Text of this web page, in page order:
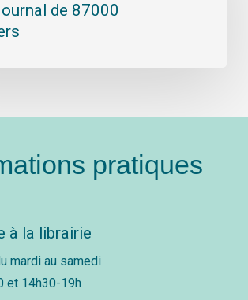
de 87000
pratiques
à la librairie
mardi au samedi
et 14h30-19h